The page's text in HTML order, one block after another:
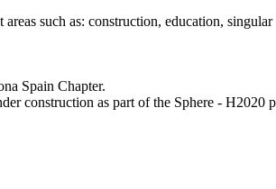
such as: construction, education,
Spain Chapter.
construction as part of the Sphere -